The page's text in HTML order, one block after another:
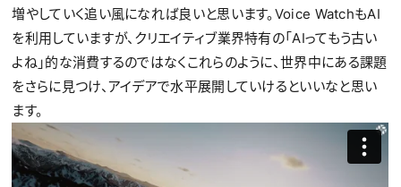
増やしていく追い風になれば良いと思います。Voice WatchもAI
を利用していますが、クリエイティブ業界特有の「AIってもう古い
よね」的な消費するのではなくこれらのように、世界中にある課題
をさらに見つけ、アイデアで水平展開していけるといいなと思い
ます。